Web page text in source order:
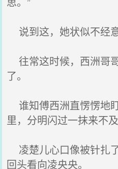
说到这，她状似不经
往常这时候，西洲哥
了。
谁知傅西洲直愣愣地
里，分明闪过一抹来不
凌楚儿心口像被针扎
回头看向凌央央。